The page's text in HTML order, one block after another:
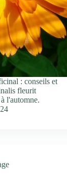
: conseils et
fleurit
l'automne.